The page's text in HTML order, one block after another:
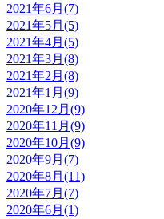
2021年6月(7)
2021年5月(5)
2021年4月(5)
2021年3月(8)
2021年2月(8)
2021年1月(9)
2020年12月(9)
2020年11月(9)
2020年10月(9)
2020年9月(7)
2020年8月(11)
2020年7月(7)
2020年6月(1)